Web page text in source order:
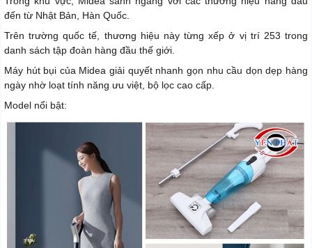
đến từ Nhật Bản, Hàn Quốc.
Trên trường quốc tế, thương hiệu này từng xếp ở vị trí 253 trong
danh sách tập đoàn hàng đầu thế giới.
Máy hút bụi của Midea giải quyết nhanh gọn nhu cầu dọn dẹp hàng
ngày nhờ loạt tính năng ưu việt, bộ lọc cao cấp.
Model nổi bật: